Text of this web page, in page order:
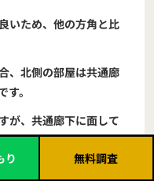
いため、他の方角と比
、北側の部屋は共通廊
。
が、共通廊下に面して
感じている方もいらっ
り 無料調査